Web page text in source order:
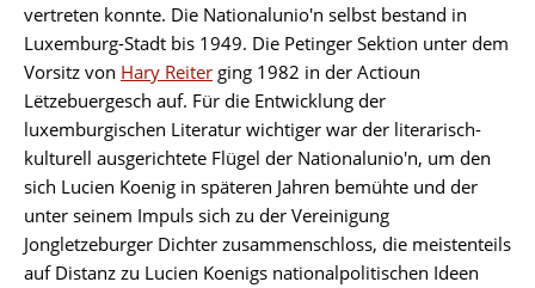
vertreten konnte. Die Nationalunio'n selbst bestand in
Luxemburg-Stadt bis 1949. Die Petinger Sektion unter dem
Vorsitz von Hary Reiter ging 1982 in der Actioun
Lëtzebuergesch auf. Für die Entwicklung der
luxemburgischen Literatur wichtiger war der literarisch-
kulturell ausgerichtete Flügel der Nationalunio'n, um den
sich Lucien Koenig in späteren Jahren bemühte und der
unter seinem Impuls sich zu der Vereinigung
Jongletzeburger Dichter zusammenschloss, die meistenteils
auf Distanz zu Lucien Koenigs nationalpolitischen Ideen